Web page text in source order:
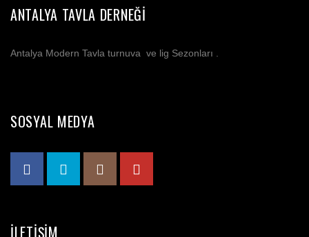
ANTALYA TAVLA DERNEĞI
Antalya Modern Tavla turnuva ve lig Sezonları .
SOSYAL MEDYA
İLETIŞIM